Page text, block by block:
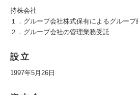
持株会社
１．グループ会社株式保有によるグルー
２．グループ会社の管理業務受託
設立
1997年5月26日